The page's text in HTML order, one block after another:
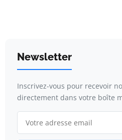
Newsletter
Inscrivez-vous pour recevoir
directement dans votre boîte